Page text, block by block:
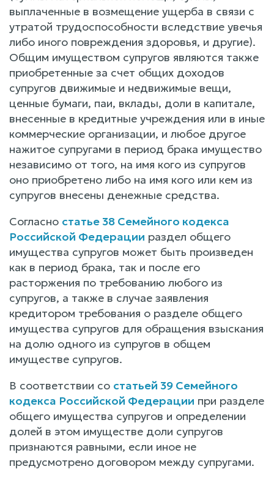
выплаченные в возмещение ущерба в связи с
утратой трудоспособности вследствие увечья
либо иного повреждения здоровья, и другие).
Общим имуществом супругов являются также
приобретенные за счет общих доходов
супругов движимые и недвижимые вещи,
ценные бумаги, паи, вклады, доли в капитале,
внесенные в кредитные учреждения или в иные
коммерческие организации, и любое другое
нажитое супругами в период брака имущество
независимо от того, на имя кого из супругов
оно приобретено либо на имя кого или кем из
супругов внесены денежные средства.
Согласно статье 38 Семейного кодекса
Российской Федерации раздел общего
имущества супругов может быть произведен
как в период брака, так и после его
расторжения по требованию любого из
супругов, а также в случае заявления
кредитором требования о разделе общего
имущества супругов для обращения взыскания
на долю одного из супругов в общем
имуществе супругов.
В соответствии со статьей 39 Семейного
кодекса Российской Федерации при разделе
общего имущества супругов и определении
долей в этом имуществе доли супругов
признаются равными, если иное не
предусмотрено договором между супругами.